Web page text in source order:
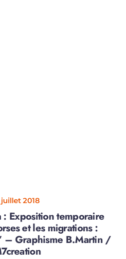
2018
: Exposition temporaire
et les migrations :
– Graphisme B.Martin /